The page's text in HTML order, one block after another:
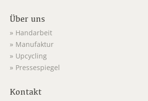
Über uns
Handarbeit
Manufaktur
Upcycling
Pressespiegel
Kontakt